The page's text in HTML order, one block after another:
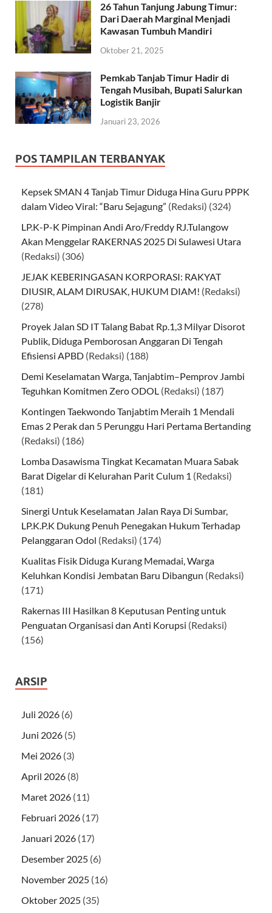
26 Tahun Tanjung Jabung Timur:
Dari Daerah Marginal Menjadi
Kawasan Tumbuh Mandiri
Oktober 21, 2025
Pemkab Tanjab Timur Hadir di
Tengah Musibah, Bupati Salurkan
Logistik Banjir
Januari 23, 2026
POS TAMPILAN TERBANYAK
Kepsek SMAN 4 Tanjab Timur Diduga Hina Guru PPPK
dalam Video Viral: “Baru Sejagung” (Redaksi) (324)
LP.K-P-K Pimpinan Andi Aro/Freddy RJ.Tulangow
Akan Menggelar RAKERNAS 2025 Di Sulawesi Utara
(Redaksi) (306)
JEJAK KEBERINGASAN KORPORASI: RAKYAT
DIUSIR, ALAM DIRUSAK, HUKUM DIAM! (Redaksi)
(278)
Proyek Jalan SD IT Talang Babat Rp.1,3 Milyar Disorot
Publik, Diduga Pemborosan Anggaran Di Tengah
Efisiensi APBD (Redaksi) (188)
Demi Keselamatan Warga, Tanjabtim–Pemprov Jambi
Teguhkan Komitmen Zero ODOL (Redaksi) (187)
Kontingen Taekwondo Tanjabtim Meraih 1 Mendali
Emas 2 Perak dan 5 Perunggu Hari Pertama Bertanding
(Redaksi) (186)
Lomba Dasawisma Tingkat Kecamatan Muara Sabak
Barat Digelar di Kelurahan Parit Culum 1 (Redaksi)
(181)
Sinergi Untuk Keselamatan Jalan Raya Di Sumbar,
LP.K.P.K Dukung Penuh Penegakan Hukum Terhadap
Pelanggaran Odol (Redaksi) (174)
Kualitas Fisik Diduga Kurang Memadai, Warga
Keluhkan Kondisi Jembatan Baru Dibangun (Redaksi)
(171)
Rakernas III Hasilkan 8 Keputusan Penting untuk
Penguatan Organisasi dan Anti Korupsi (Redaksi)
(156)
ARSIP
Juli 2026 (6)
Juni 2026 (5)
Mei 2026 (3)
April 2026 (8)
Maret 2026 (11)
Februari 2026 (17)
Januari 2026 (17)
Desember 2025 (6)
November 2025 (16)
Oktober 2025 (35)